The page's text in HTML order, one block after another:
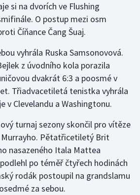
si na dvorích ve Flushing
O postup mezi osm
Číňance Čang Šuaj.
vyhrála Ruska Samsonovová.
z úvodního kola porazila
dvakrát 6:3 a poosmé v
Třiadvacetiletá tenistka vyhrála
v Clevelandu a Washingtonu.
turnaj sezony skončil pro vítěze
Murrayho. Pětatřicetiletý Brit
nasazeného Itala Mattea
po téměř čtyřech hodinách
rodák postoupil na grandslamu
za sebou.